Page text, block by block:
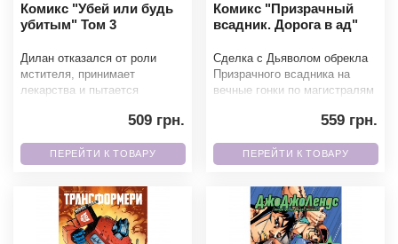
Комикс "Убей или будь
убитым" Том 3
Дилан отказался от роли
мстителя, принимает
лекарства и пытается
Но российская мафия уже
509 грн.
ПЕРЕЙТИ К ТОВАРУ
Комикс "Призрачный
всадник. Дорога в ад"
Сделка с Дьяволом обрекла
Призрачного всадника на
вечные гонки по магистралям
союзник предлагает ему559 грн.
ПЕРЕЙТИ К ТОВАРУ